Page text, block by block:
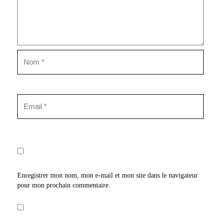
Enregistrer mon nom, mon e-mail et mon site dans le navigateur
pour mon prochain commentaire.